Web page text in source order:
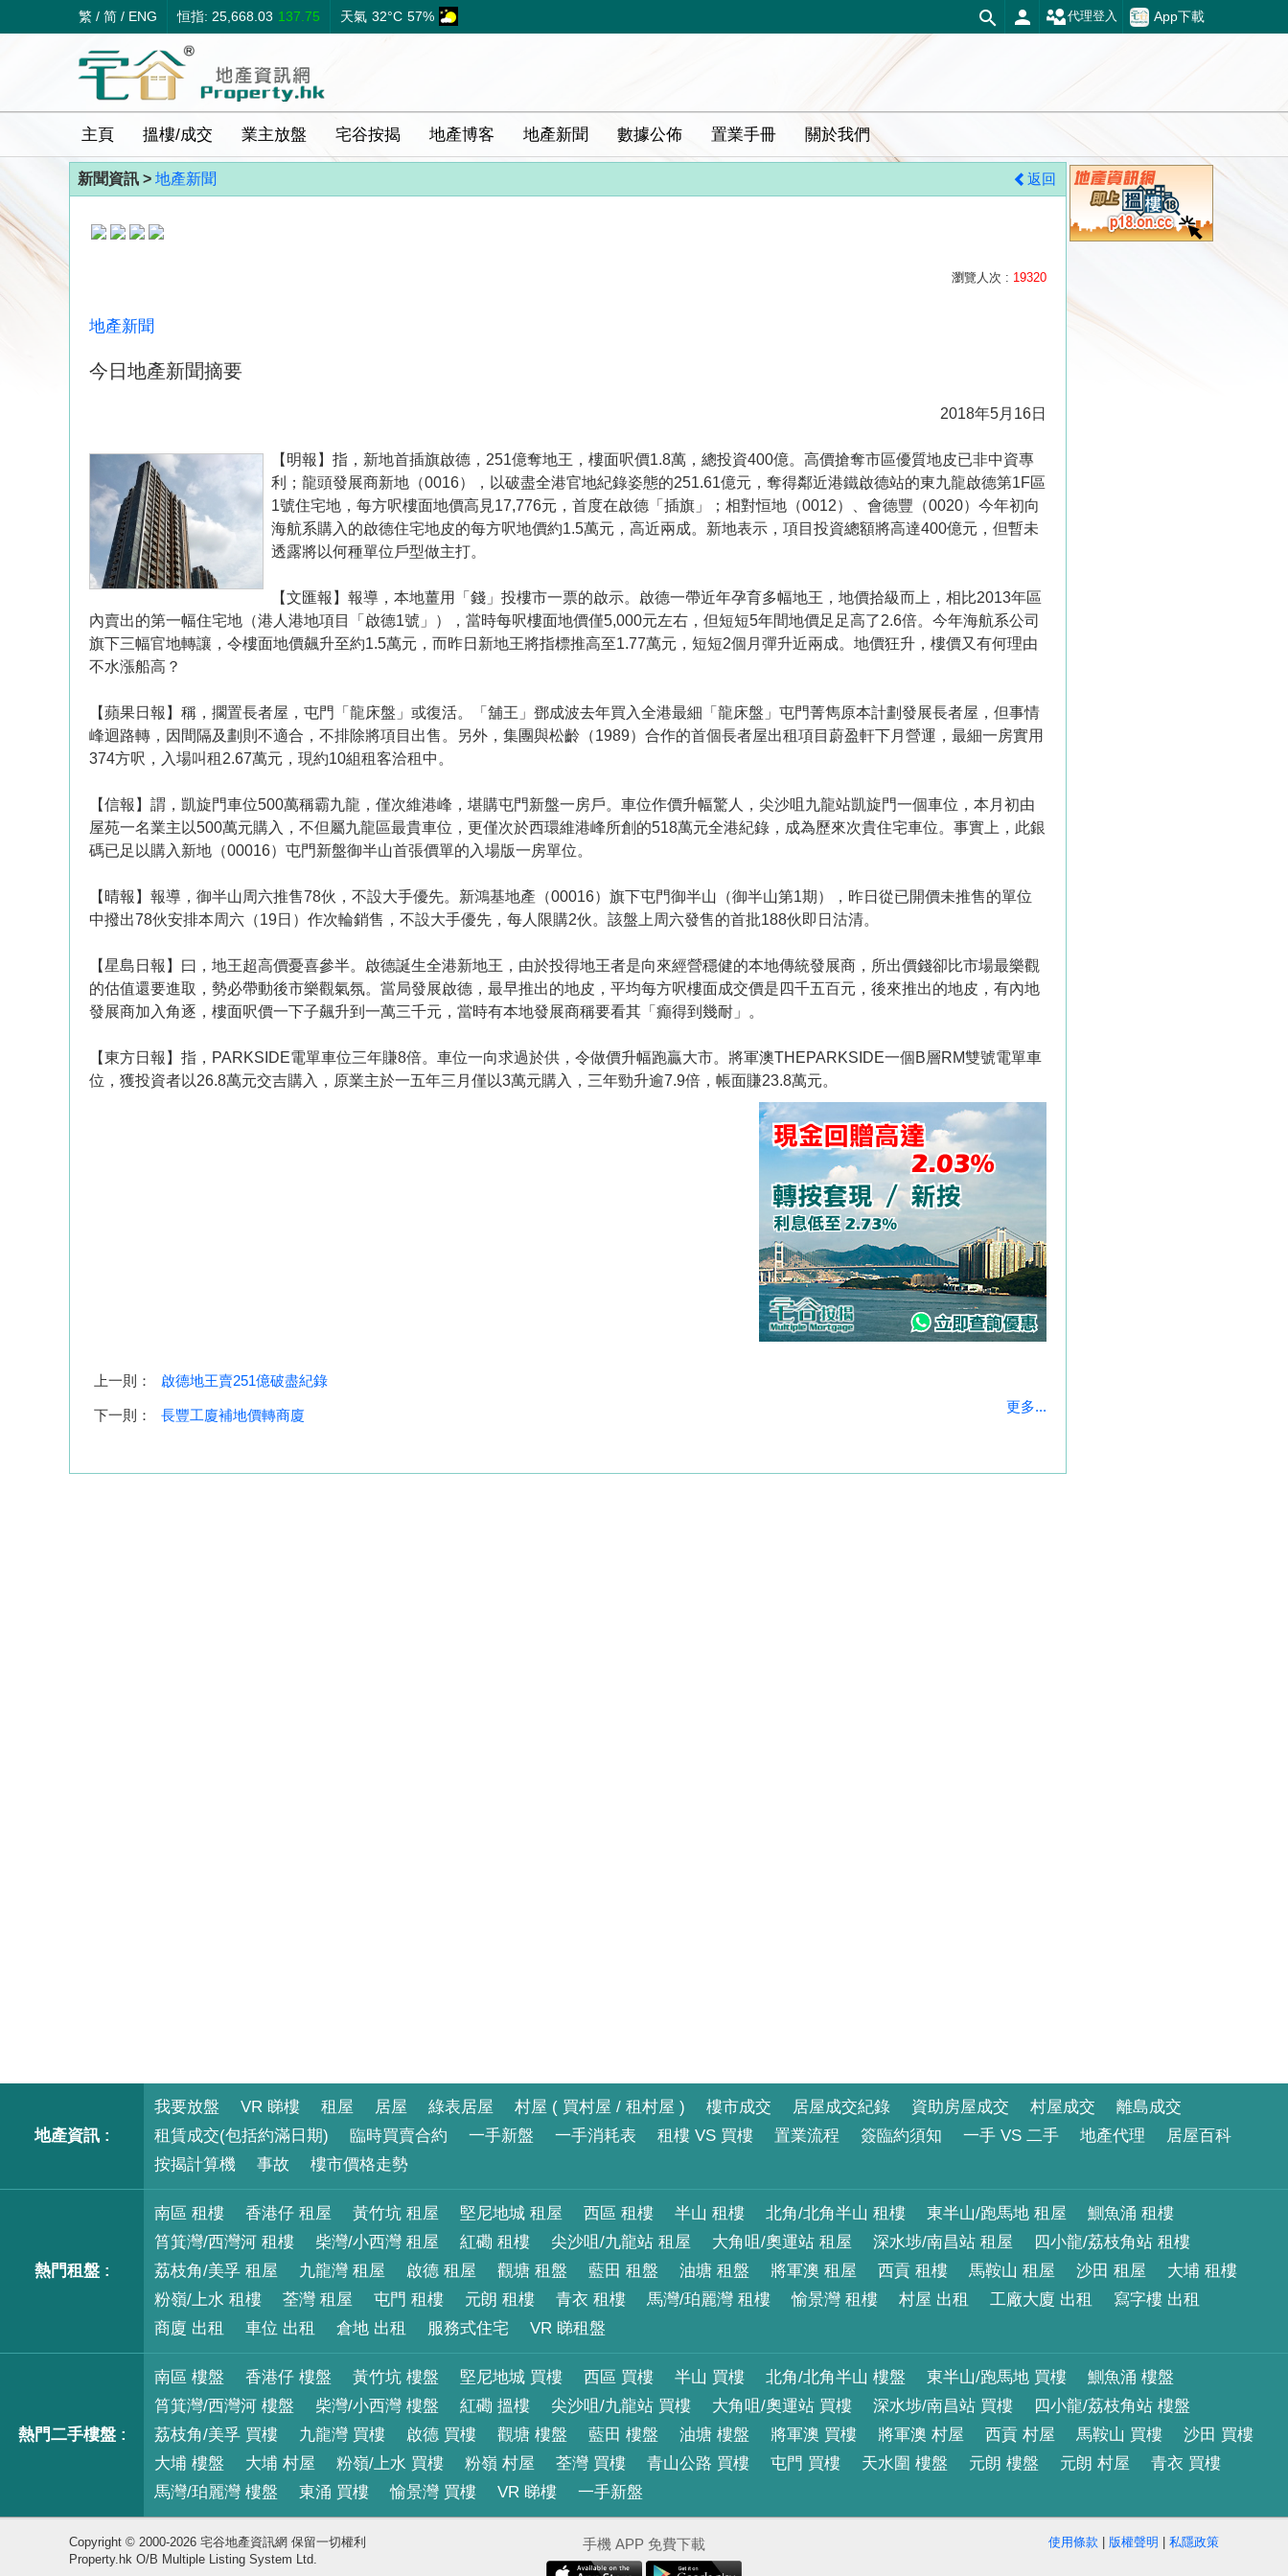
繁 / 简 / ENG 恒指: 25,668.03 137.75 天氣 32°C 57% App下載
代理登入
主頁 搵樓/成交 業主放盤 宅谷按揭 地產博客 地產新聞 數據公佈 置業手冊 關於我們
新聞資訊 > 地產新聞 返回
瀏覽人次 : 19320
地產新聞
今日地產新聞摘要
2018年5月16日
【明報】指，新地首插旗啟德，251億奪地王，樓面呎價1.8萬，總投資400億。高價搶奪市區優質地皮已非中資專
利；龍頭發展商新地（0016），以破盡全港官地紀錄姿態的251.61億元，奪得鄰近港鐵啟德站的東九龍啟德第1F區
1號住宅地，每方呎樓面地價高見17,776元，首度在啟德「插旗」；相對恒地（0012）、會德豐（0020）今年初向
海航系購入的啟德住宅地皮的每方呎地價約1.5萬元，高近兩成。新地表示，項目投資總額將高達400億元，但暫未
透露將以何種單位戶型做主打。
【文匯報】報導，本地薑用「錢」投樓市一票的啟示。啟德一帶近年孕育多幅地王，地價拾級而上，相比2013年區
內賣出的第一幅住宅地（港人港地項目「啟德1號」），當時每呎樓面地價僅5,000元左右，但短短5年間地價足足高了2.6倍。今年海航系公司
旗下三幅官地轉讓，令樓面地價飆升至約1.5萬元，而昨日新地王將指標推高至1.77萬元，短短2個月彈升近兩成。地價狂升，樓價又有何理由
不水漲船高？
【蘋果日報】稱，擱置長者屋，屯門「龍床盤」或復活。「舖王」鄧成波去年買入全港最細「龍床盤」屯門菁雋原本計劃發展長者屋，但事情
峰迴路轉，因間隔及劃則不適合，不排除將項目出售。另外，集團與松齡（1989）合作的首個長者屋出租項目蔚盈軒下月營運，最細一房實用
374方呎，入場叫租2.67萬元，現約10組租客洽租中。
【信報】謂，凱旋門車位500萬稱霸九龍，僅次維港峰，堪購屯門新盤一房戶。車位作價升幅驚人，尖沙咀九龍站凱旋門一個車位，本月初由
屋苑一名業主以500萬元購入，不但屬九龍區最貴車位，更僅次於西環維港峰所創的518萬元全港紀錄，成為歷來次貴住宅車位。事實上，此銀
碼已足以購入新地（00016）屯門新盤御半山首張價單的入場版一房單位。
【晴報】報導，御半山周六推售78伙，不設大手優先。新鴻基地產（00016）旗下屯門御半山（御半山第1期），昨日從已開價未推售的單位
中撥出78伙安排本周六（19日）作次輪銷售，不設大手優先，每人限購2伙。該盤上周六發售的首批188伙即日沽清。
【星島日報】曰，地王超高價憂喜參半。啟德誕生全港新地王，由於投得地王者是向來經營穩健的本地傳統發展商，所出價錢卻比市場最樂觀
的估值還要進取，勢必帶動後市樂觀氣氛。當局發展啟德，最早推出的地皮，平均每方呎樓面成交價是四千五百元，後來推出的地皮，有內地
發展商加入角逐，樓面呎價一下子飆升到一萬三千元，當時有本地發展商稱要看其「癲得到幾耐」。
【東方日報】指，PARKSIDE電單車位三年賺8倍。車位一向求過於供，令做價升幅跑贏大市。將軍澳THEPARKSIDE一個B層RM雙號電單車
位，獲投資者以26.8萬元交吉購入，原業主於一五年三月僅以3萬元購入，三年勁升逾7.9倍，帳面賺23.8萬元。
上一則： 啟德地王賣251億破盡紀錄
下一則： 長豐工廈補地價轉商廈
更多...
地產資訊 :
我要放盤 VR 睇樓 租屋 居屋 綠表居屋 村屋 ( 買村屋 / 租村屋 ) 樓市成交 居屋成交紀錄 資助房屋成交 村屋成交
離島成交
租賃成交(包括約滿日期)
臨時買賣合約 一手新盤 一手消耗表 租樓 VS 買樓 置業流程 簽臨約須知 一手 VS 二手 地產代理
居屋百科
按揭計算機
事故 樓市價格走勢
熱門租盤 :
南區 租樓 香港仔 租屋 黃竹坑 租屋 堅尼地城 租屋 西區 租樓 半山 租樓 北角/北角半山 租樓 東半山/跑馬地 租屋
鰂魚涌 租樓
筲箕灣/西灣河 租樓
柴灣/小西灣 租屋 紅磡 租樓 尖沙咀/九龍站 租屋 大角咀/奧運站 租屋 深水埗/南昌站 租屋
四小龍/荔枝角站 租樓
荔枝角/美孚 租屋
九龍灣 租屋 啟德 租屋 觀塘 租盤 藍田 租盤 油塘 租盤 將軍澳 租屋 西貢 租樓 馬鞍山 租屋 沙田 租屋
大埔 租樓
粉嶺/上水 租樓
荃灣 租屋 屯門 租樓 元朗 租樓 青衣 租樓 馬灣/珀麗灣 租樓 愉景灣 租樓 村屋 出租 工廠大廈 出租
寫字樓 出租
商廈 出租
車位 出租 倉地 出租 服務式住宅 VR 睇租盤
熱門二手樓盤 :
南區 樓盤 香港仔 樓盤 黃竹坑 樓盤 堅尼地城 買樓 西區 買樓 半山 買樓 北角/北角半山 樓盤 東半山/跑馬地 買樓
鰂魚涌 樓盤
筲箕灣/西灣河 樓盤
柴灣/小西灣 樓盤 紅磡 搵樓 尖沙咀/九龍站 買樓 大角咀/奧運站 買樓 深水埗/南昌站 買樓
四小龍/荔枝角站 樓盤
荔枝角/美孚 買樓
九龍灣 買樓 啟德 買樓 觀塘 樓盤 藍田 樓盤 油塘 樓盤 將軍澳 買樓 將軍澳 村屋 西貢 村屋 馬鞍山 買樓
沙田 買樓
大埔 樓盤
大埔 村屋 粉嶺/上水 買樓 粉嶺 村屋 荃灣 買樓 青山公路 買樓 屯門 買樓 天水圍 樓盤 元朗 樓盤 元朗 村屋
青衣 買樓
馬灣/珀麗灣 樓盤
東涌 買樓 愉景灣 買樓 VR 睇樓 一手新盤
Copyright © 2000-2026 宅谷地產資訊網 保留一切權利
Property.hk O/B Multiple Listing System Ltd.
手機 APP 免費下載 使用條款 | 版權聲明 | 私隱政策